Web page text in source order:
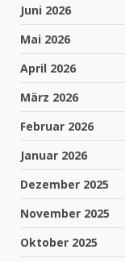
Juni 2026
Mai 2026
April 2026
März 2026
Februar 2026
Januar 2026
Dezember 2025
November 2025
Oktober 2025